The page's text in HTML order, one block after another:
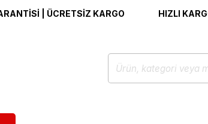
| ÜCRETSİZ KARGO HIZLI KARGO |